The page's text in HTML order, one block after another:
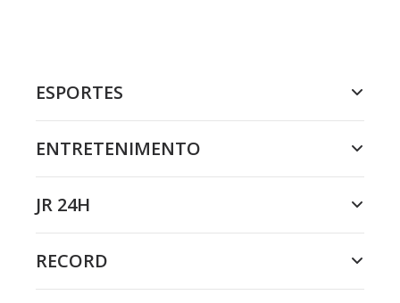
ESPORTES
ENTRETENIMENTO
JR 24H
RECORD